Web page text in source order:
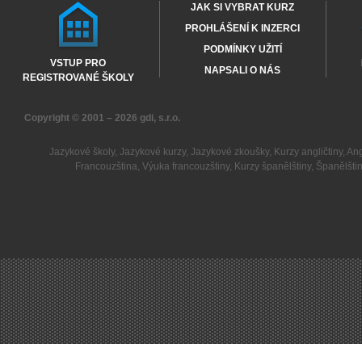
VSTUP PRO
REGISTROVANÉ ŠKOLY
JAK SI VYBRAT KURZ
PROHLÁŠENÍ K INZERCI
PODMÍNKY UŽITÍ
NAPSALI O NÁS
Copyright © 2001 – 2026 gdi, s.r.o.
Jazykové školy, Jazykové kurzy, Jazykové zkoušky, Kurzy angličtiny,
Francouzština,Výuka francouzštiny, Kurzy španělštiny,